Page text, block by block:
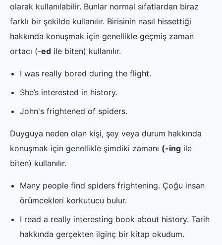
olarak kullanılabilir. Bunlar normal sıfatlardan biraz
farklı bir şekilde kullanılır. Birisinin nasıl hissettiği
hakkında konuşmak için genellikle geçmiş zaman
ortacı (-ed ile biten) kullanılır.
I was really bored during the flight.
She’s interested in history.
John's frightened of spiders.
Duyguya neden olan kişi, şey veya durum hakkında
konuşmak için genellikle şimdiki zamanı (-ing ile
biten) kullanılır.
Many people find spiders frightening. Çoğu insan
örümcekleri korkutucu bulur.
I read a really interesting book about history. Tarih
hakkında gerçekten ilginç bir kitap okudum.